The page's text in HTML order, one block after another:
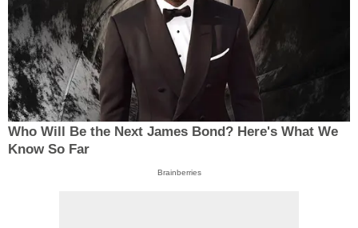
Who Will Be the Next James Bond? Here's What We
Know So Far
Brainberries